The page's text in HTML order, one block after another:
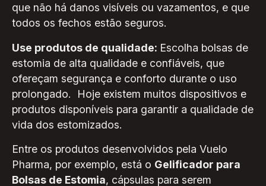
que não há danos visíveis ou vazamentos, e que
todos os fechos estão seguros.
Use produtos de qualidade: Escolha bolsas de
estomia de alta qualidade e confiáveis, que
ofereçam segurança e conforto durante o uso
prolongado. Hoje existem muitos dispositivos e
produtos disponíveis para garantir a qualidade de
vida dos estomizados.
Entre os produtos desenvolvidos pela Vuelo
Pharma, por exemplo, está o Gelificador para
Bolsas de Estomia, cápsulas para serem